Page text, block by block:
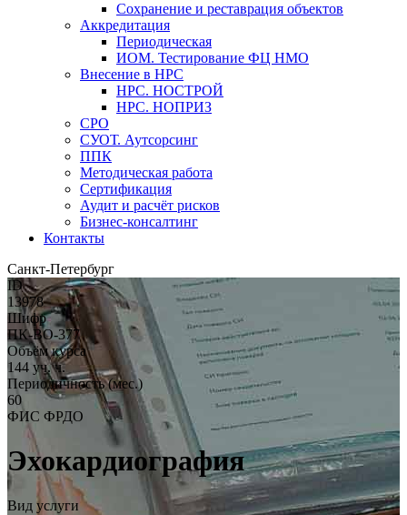
Сохранение и реставрация объектов
Аккредитация
Периодическая
ИОМ. Тестирование ФЦ НМО
Внесение в НРС
НРС. НОСТРОЙ
НРС. НОПРИЗ
СРО
СУОТ. Аутсорсинг
ППК
Методическая работа
Сертификация
Аудит и расчёт рисков
Бизнес-консалтинг
Контакты
Санкт-Петербург
ID
13978
Шифр
ПК-ВО-377
Объём курса
144 уч. ч.
Периодичность (мес.)
60
ФИС ФРДО
Эхокардиография
Вид услуги